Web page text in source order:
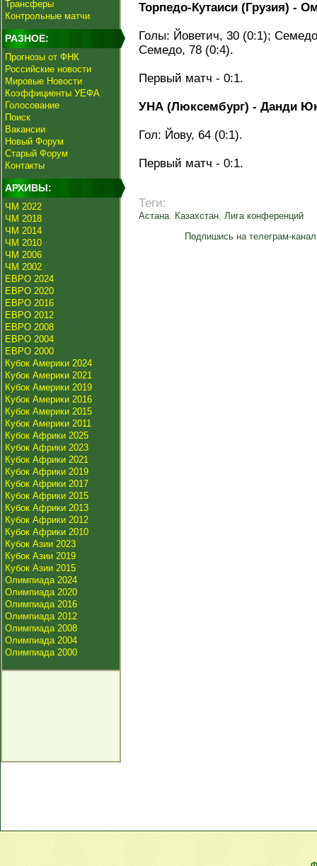
Трансферы
Контрольные матчи
РАЗНОЕ:
Прогнозы от ФНК
Российские новости
Мировые Новости
Коэффициенты УЕФА
Голосование
Поиск
Вакансии
Новый Форум
Старый Форум
Контакты
АРХИВЫ:
ЧМ 2022
ЧМ 2018
ЧМ 2014
ЧМ 2010
ЧМ 2006
ЧМ 2002
ЕВРО 2024
ЕВРО 2020
ЕВРО 2016
ЕВРО 2012
ЕВРО 2008
ЕВРО 2004
ЕВРО 2000
Кубок Америки 2024
Кубок Америки 2021
Кубок Америки 2019
Кубок Америки 2016
Кубок Америки 2015
Кубок Америки 2011
Кубок Африки 2025
Кубок Африки 2023
Кубок Африки 2021
Кубок Африки 2019
Кубок Африки 2017
Кубок Африки 2015
Кубок Африки 2013
Кубок Африки 2012
Кубок Африки 2010
Кубок Азии 2023
Кубок Азии 2019
Кубок Азии 2015
Олимпиада 2024
Олимпиада 2020
Олимпиада 2016
Олимпиада 2012
Олимпиада 2008
Олимпиада 2004
Олимпиада 2000
Торпедо-Кутаиси (Грузия) -
Голы: Йоветич, 30 (0:1);
Семедо, 78 (0:4).
Первый матч - 0:1.
УНА (Люксембург) - Данди
Гол: Йову, 64 (0:1).
Первый матч - 0:1.
Теги:
Астана, Казахстан, Лига конференций
Подпишись на телеграм-